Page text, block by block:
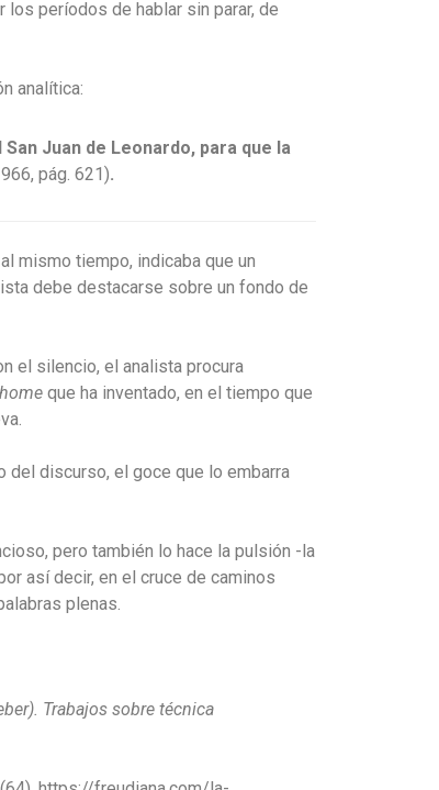
los períodos de hablar sin parar, de
analítica:
Juan de Leonardo, para que la
pág. 621).
mismo tiempo, indicaba que un
debe destacarse sobre un fondo de
el silencio, el analista procura
que ha inventado, en el tiempo que
del discurso, el goce que lo embarra
pero también lo hace la pulsión -la
así decir, en el cruce de caminos
plenas.
Trabajos sobre técnica